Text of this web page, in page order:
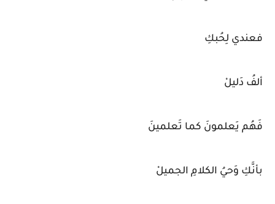
فعندي لِحُبكِ
ألفُ دَليلْ
فَهُم يَعلمونَ كما تَعلمينَ
بأنَّكِ وَحيُ الكلامِ الجميلْ